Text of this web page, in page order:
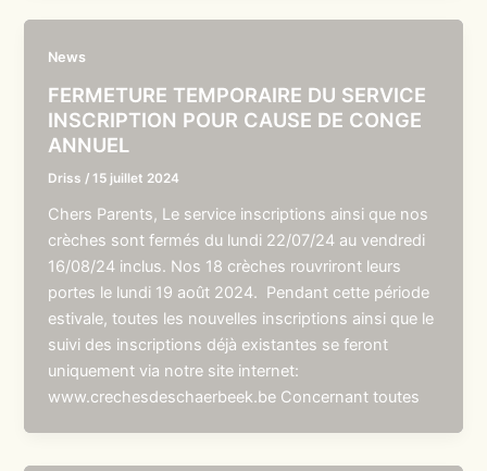
News
FERMETURE TEMPORAIRE DU SERVICE
INSCRIPTION POUR CAUSE DE CONGE
ANNUEL
Driss /15 juillet 2024
Chers Parents, Le service inscriptions ainsi que nos
crèches sont fermés du lundi 22/07/24 au vendredi
16/08/24 inclus. Nos 18 crèches rouvriront leurs
portes le lundi 19 août 2024. Pendant cette période
estivale, toutes les nouvelles inscriptions ainsi que le
suivi des inscriptions déjà existantes se feront
uniquement via notre site internet:
www.crechesdeschaerbeek.be Concernant toutes